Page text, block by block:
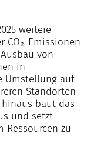
weitere
CO₂-Emissionen
von
in
Umstellung auf
Standorten
baut das
und setzt
zu